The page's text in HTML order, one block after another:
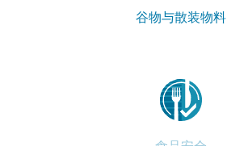
谷物与散装物料